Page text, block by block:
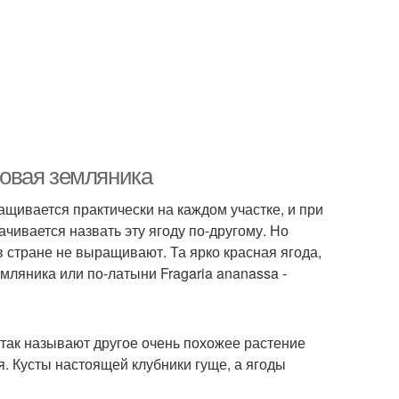
земляника
практически на каждом участке, и при
назвать эту ягоду по-другому. Но
не выращивают. Та ярко красная ягода,
или по-латыни Fragaria ananassa -
называют другое очень похожее растение
Кусты настоящей клубники гуще, а ягоды